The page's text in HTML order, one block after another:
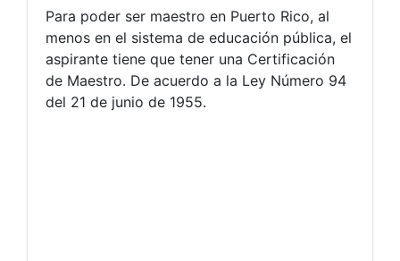
Para poder ser maestro en Puerto Rico, al
menos en el sistema de educación pública, el
aspirante tiene que tener una Certificación
de Maestro. De acuerdo a la Ley Número 94
del 21 de junio de 1955.